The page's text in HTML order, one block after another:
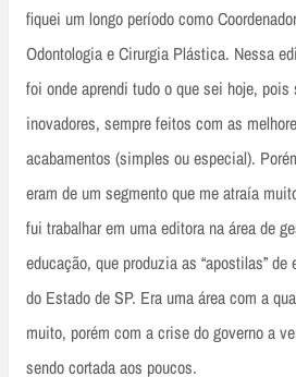
fiquei um longo período como
Odontologia e Cirurgia Plástica. Nessa
foi onde aprendi tudo o que sei hoje, pois
inovadores, sempre feitos com as
acabamentos (simples ou especial).
eram de um segmento que me atraía
fui trabalhar em uma editora na área de
educação, que produzia as “apostilas”
do Estado de SP. Era uma área com a
muito, porém com a crise do governo a
sendo cortada aos poucos.